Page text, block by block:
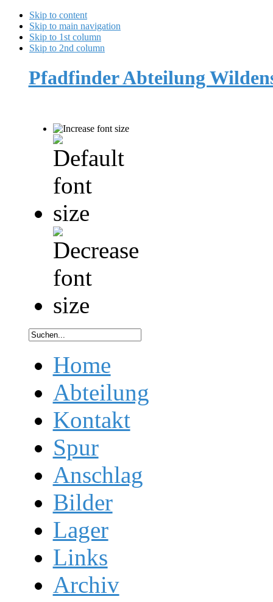
Skip to content
Skip to main navigation
Skip to 1st column
Skip to 2nd column
Pfadfinder Abteilung
Home
Abteilung
Kontakt
Spur
Anschlag
Bilder
Lager
Links
Archiv